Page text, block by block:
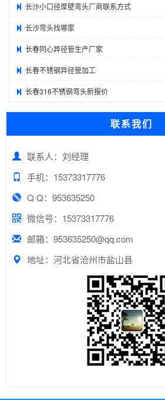
长沙小口径厚壁弯头厂商联系方式
长沙弯头找哪家
长春同心异径管生产厂家
长春不锈钢异径管加工
长春316不锈钢弯头新报价
联系我们
联系人：刘经理
手机：15373317776
Q Q：953635250
微信号：15373317776
邮箱：953635250@qq.com
地址：河北省沧州市盐山县